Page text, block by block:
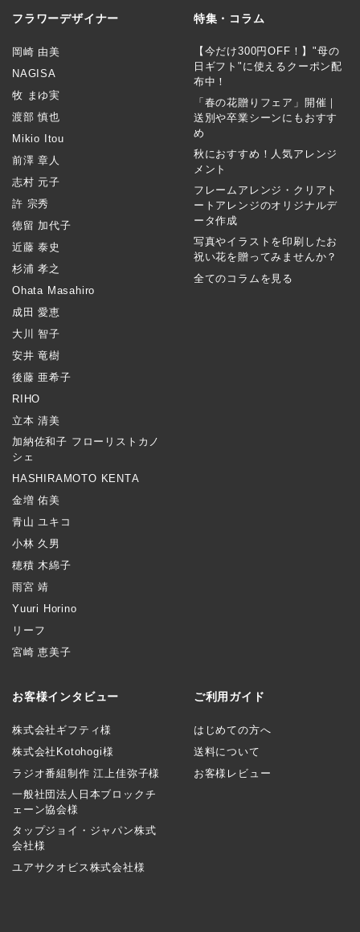
フラワーデザイナー
岡崎 由美
NAGISA
牧 まゆ実
渡部 慎也
Mikio Itou
前澤 章人
志村 元子
許 宗秀
徳留 加代子
近藤 泰史
杉浦 孝之
Ohata Masahiro
成田 愛恵
大川 智子
安井 竜樹
後藤 亜希子
RIHO
立本 清美
加納佐和子 フローリストカノ
シェ
HASHIRAMOTO KENTA
金増 佑美
青山 ユキコ
小林 久男
穂積 木綿子
雨宮 靖
Yuuri Horino
リーフ
宮崎 恵美子
特集・コラム
【今だけ300円OFF！】"母の
日ギフト"に使えるクーポン配
布中！
「春の花贈りフェア」開催｜
送別や卒業シーンにもおすす
め
秋におすすめ！人気アレンジ
メント
フレームアレンジ・クリアト
ートアレンジのオリジナルデ
ータ作成
写真やイラストを印刷したお
祝い花を贈ってみませんか？
全てのコラムを見る
お客様インタビュー
株式会社ギフティ様
株式会社Kotohogi様
ラジオ番組制作 江上佳弥子様
一般社団法人日本ブロックチ
ェーン協会様
タップジョイ・ジャパン株式
会社様
ユアサクオビス株式会社様
ご利用ガイド
はじめての方へ
送料について
お客様レビュー